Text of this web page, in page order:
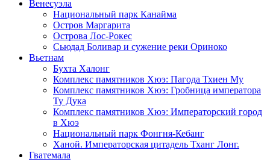
Венесуэла
Национальный парк Канайма
Остров Маргарита
Острова Лос-Рокес
Сьюдад Боливар и сужение реки Ориноко
Вьетнам
Бухта Халонг
Комплекс памятников Хюэ: Пагода Тхиен Му
Комплекс памятников Хюэ: Гробница императора
Ту Дука
Комплекс памятников Хюэ: Императорский город
в Хюэ
Национальный парк Фонгня-Кебанг
Ханой. Императорская цитадель Тханг Лонг.
Гватемала